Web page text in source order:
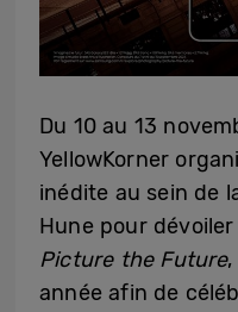
Du 10 au 13
YellowKorner
inédite au sein de
Hune pour
Picture the Future
année afin de